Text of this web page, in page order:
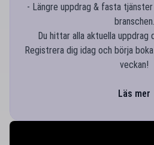
- Längre uppdrag & fasta
branschen.
Du hittar alla aktuella uppdrag
Registrera dig idag och börja
veckan!
Läs mer